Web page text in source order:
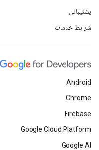
پشتیبانی
شرایط خدمات
Android
Chrome
Firebase
Google Cloud Platform
Google AI